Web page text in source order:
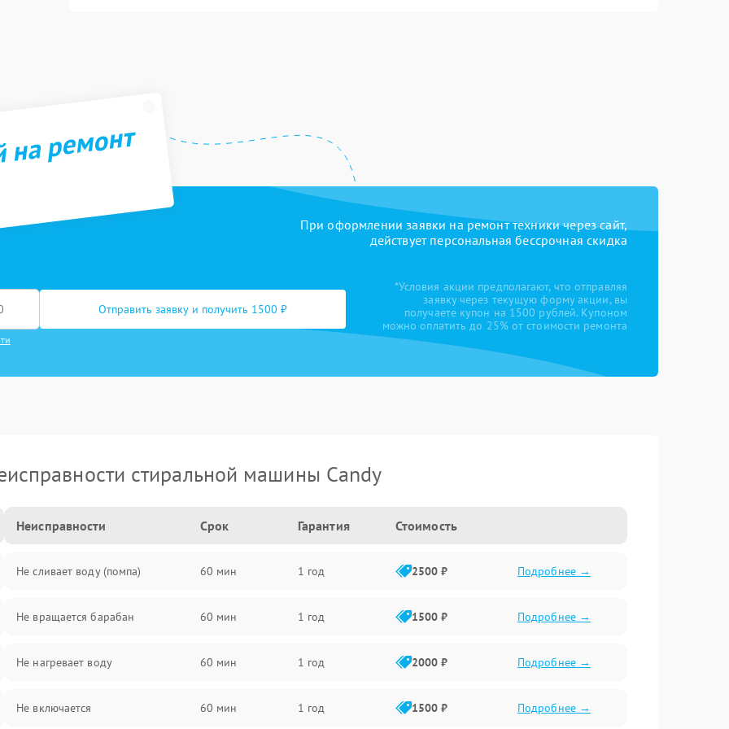
ремонт
При оформлении заявки на ремонт техники через сайт,
действует персональная бессрочная скидка
Отправить заявку и получить 1500 ₽
*Условия акции предполагают, что отправляя
заявку через текущую форму акции, вы
получаете купон на 1500 рублей. Купоном
можно оплатить до 25% от стоимости ремонта
стиральной машины Candy
Неисправности Срок Гарантия Стоимость
Не сливает воду (помпа) 60 мин 1 год 2500 ₽ Подробнее →
Не вращается барабан 60 мин 1 год 1500 ₽ Подробнее →
Не нагревает воду 60 мин 1 год 2000 ₽ Подробнее →
Не включается 60 мин 1 год 1500 ₽ Подробнее →